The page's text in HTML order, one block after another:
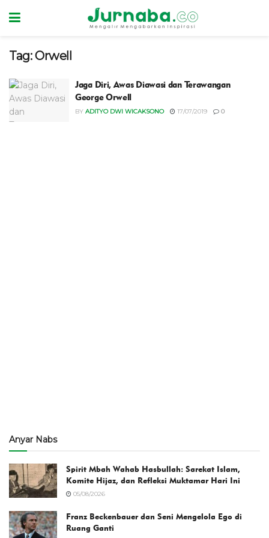
Tag:Orwell
Jaga Diri, Awas Diawasi dan Terawangan
George Orwell
BY ADITYO DWI WICAKSONO 17/07/2019 0
Anyar Nabs
Spirit Mbah Wahab Hasbullah: Sarekat Islam,
Komite Hijaz, dan Refleksi Muktamar Hari Ini
05/08/2026
Franz Beckenbauer dan Seni Mengelola Ego di
Ruang Ganti